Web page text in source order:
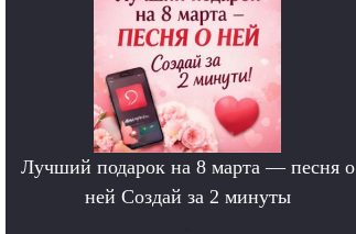
Лучший подарок на 8 марта — песня о
ней Создай за 2 минуты